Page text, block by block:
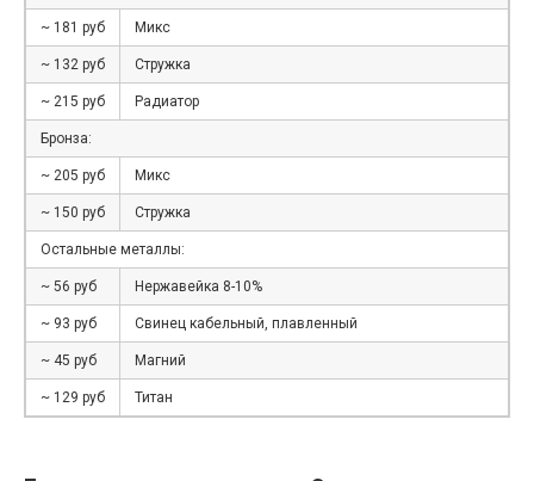
~ 181 руб Микс
~ 132 руб Стружка
~ 215 руб Радиатор
Бронза:
~ 205 руб Микс
~ 150 руб Стружка
Остальные металлы:
~ 56 руб Нержавейка 8-10%
~ 93 руб Свинец кабельный, плавленный
~ 45 руб Магний
~ 129 руб Титан